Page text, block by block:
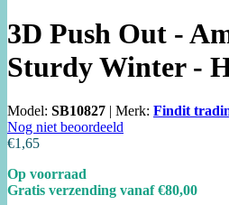
3D Push Out -
Sturdy Winter -
Model: SB10827 | Merk: Findit
Nog niet beoordeeld
€1,65
Op voorraad
Gratis verzending vanaf €80,00